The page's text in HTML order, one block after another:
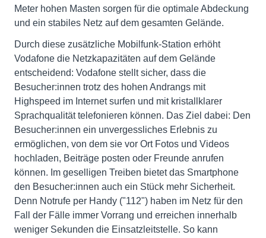
Meter hohen Masten sorgen für die optimale Abdeckung
und ein stabiles Netz auf dem gesamten Gelände.
Durch diese zusätzliche Mobilfunk-Station erhöht
Vodafone die Netzkapazitäten auf dem Gelände
entscheidend: Vodafone stellt sicher, dass die
Besucher:innen trotz des hohen Andrangs mit
Highspeed im Internet surfen und mit kristallklarer
Sprachqualität telefonieren können. Das Ziel dabei: Den
Besucher:innen ein unvergessliches Erlebnis zu
ermöglichen, von dem sie vor Ort Fotos und Videos
hochladen, Beiträge posten oder Freunde anrufen
können. Im geselligen Treiben bietet das Smartphone
den Besucher:innen auch ein Stück mehr Sicherheit.
Denn Notrufe per Handy ("112") haben im Netz für den
Fall der Fälle immer Vorrang und erreichen innerhalb
weniger Sekunden die Einsatzleitstelle. So kann